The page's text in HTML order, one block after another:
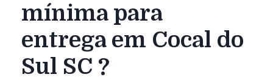
mínima para
entrega em Cocal do
Sul SC ?